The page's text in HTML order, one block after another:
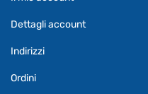
Dettagli account
Indirizzi
Ordini